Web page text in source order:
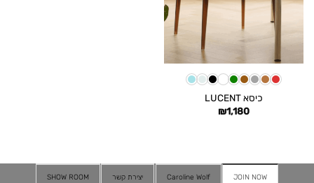
כיסא LUCENT
₪1,180
JOIN NOW
Caroline Wolf יצירת קשר SHOW ROOM